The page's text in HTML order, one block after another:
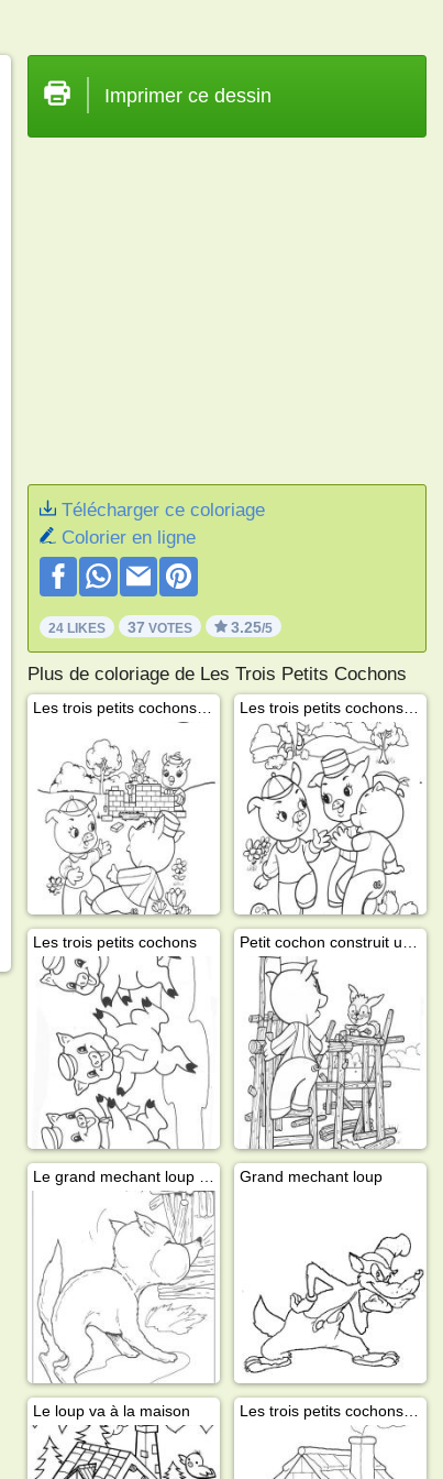
Imprimer ce dessin
Télécharger ce coloriage
Colorier en ligne
24 LIKES 37 VOTES 3.25/5
Plus de coloriage de Les Trois Petits Cochons
Les trois petits cochons construisent une maison Les trois petits cochons et le loup
Les trois petits cochons
Grand mechant loup
Le loup va à la maison Les trois petits cochons dans la maison